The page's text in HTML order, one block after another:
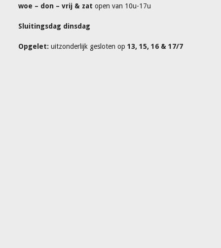
woe – don – vrij & zatopen van 10u-17u
Sluitingsdag dinsdag
Opgelet: uitzonderlijk gesloten op13, 15, 16 & 17/7